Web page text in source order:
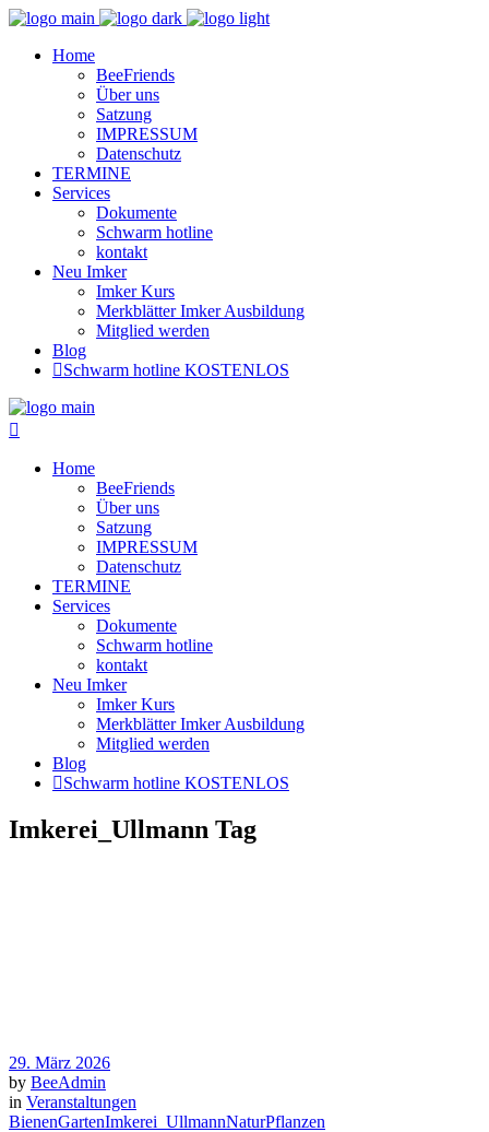
Home
BeeFriends
Über uns
Satzung
IMPRESSUM
Datenschutz
TERMINE
Services
Dokumente
Schwarm hotline
kontakt
Neu Imker
Imker Kurs
Merkblätter Imker Ausbildung
Mitglied werden
Blog
Schwarm hotline KOSTENLOS
Home
BeeFriends
Über uns
Satzung
IMPRESSUM
Datenschutz
TERMINE
Services
Dokumente
Schwarm hotline
kontakt
Neu Imker
Imker Kurs
Merkblätter Imker Ausbildung
Mitglied werden
Blog
Schwarm hotline KOSTENLOS
Imkerei_Ullmann Tag
29. März 2026
by BeeAdmin
in Veranstaltungen
BienenGartenImkerei_UllmannNaturPflanzen